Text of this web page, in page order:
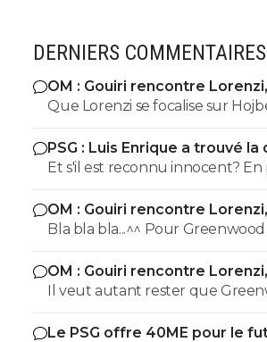
DERNIERS COMMENTAIRES
OM : Gouiri rencontre
des explications
Que Lorenzi se focalise sur
kondogbia, ça résolvera le pb Gouiri et
Paixao
PSG : Luis Enrique a trouvé
d'Hakimi
Et s'il est reconnu innocent? En
quand même, en tant que
PSG ^^ Et on prend le pari que
innocent les arriérés habituels
c'est Nasser qui a allongé le fric
OM : Gouiri rencontre
des explications
Bla bla bla...^^ Pour Greenwood aussi, c
etait IA Provence, jusqu a ce
avec le maillot de Fenerbahce !!!
OM : Gouiri rencontre
des explications
Il veut autant rester que
Le PSG offre 40ME pour le